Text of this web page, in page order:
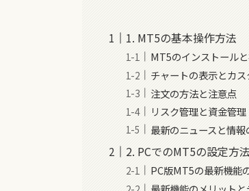
1. MT5の基本操作方法
MT5のインストール
チャートの表示とカ
注文の方法と注意点
リスク管理と資金管理
最新のニュースと情報
2. PCでのMT5の設定方
PC版MT5の最新機能